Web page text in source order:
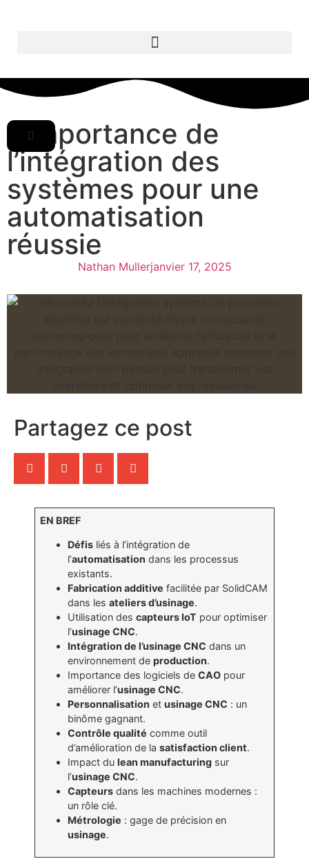
L’importance de
l’intégration des
systèmes pour une
automatisation
réussie
Nathan Mullerjanvier 17, 2025
Partagez ce post
EN BREF
Défis liés à l’intégration de
l’automatisation dans les processus
existants.
Fabrication additive facilitée par SolidCAM
dans lesateliers d’usinage.
Utilisation descapteurs IoT pour optimiser
l’usinage CNC.
Intégration de l’usinage CNC dans un
environnement deproduction.
Importance des logiciels deCAO pour
améliorer l’usinage CNC.
Personnalisation etusinage CNC : un
binôme gagnant.
Contrôle qualité comme outil
d’amélioration de lasatisfaction client.
Impact dulean manufacturing sur
l’usinage CNC.
Capteurs dans les machines modernes :
un rôle clé.
Métrologie : gage de précision en
usinage.